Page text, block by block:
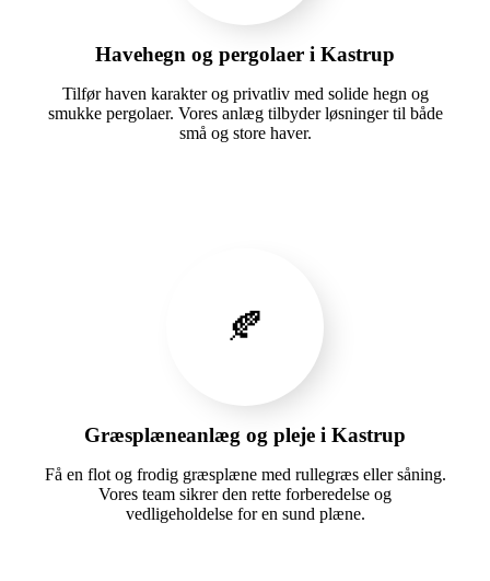
Havehegn og pergolaer i Kastrup
Tilfør haven karakter og privatliv med solide hegn og
smukke pergolaer. Vores anlæg tilbyder løsninger til både
små og store haver.
🍂
Græsplæneanlæg og pleje i Kastrup
Få en flot og frodig græsplæne med rullegræs eller såning.
Vores team sikrer den rette forberedelse og
vedligeholdelse for en sund plæne.